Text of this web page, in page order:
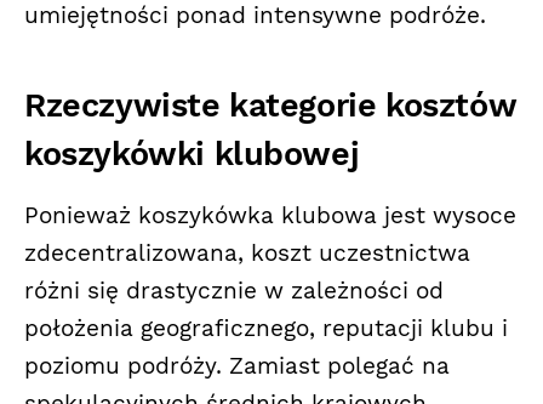
umiejętności ponad intensywne podróże.
Rzeczywiste kategorie kosztów
koszykówki klubowej
Ponieważ koszykówka klubowa jest wysoce
zdecentralizowana, koszt uczestnictwa
różni się drastycznie w zależności od
położenia geograficznego, reputacji klubu i
poziomu podróży. Zamiast polegać na